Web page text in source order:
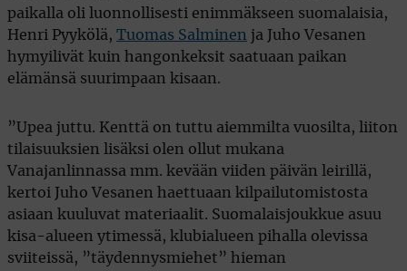
paikalla oli luonnollisesti enimmäkseen suomalaisia,
Henri Pyykölä, Tuomas Salminen ja Juho Vesanen
hymyilivät kuin hangonkeksit saatuaan paikan
elämänsä suurimpaan kisaan.
”Upea juttu. Kenttä on tuttu aiemmilta vuosilta, liiton
tilaisuuksien lisäksi olen ollut mukana
Vanajanlinnassa mm. kevään viiden päivän leirillä,
kertoi Juho Vesanen haettuaan kilpailutomistosta
asiaan kuuluvat materiaalit. Suomalaisjoukkue asuu
kisa-alueen ytimessä, klubialueen pihalla olevissa
sviiteissä, ”täydennysmiehet” hieman